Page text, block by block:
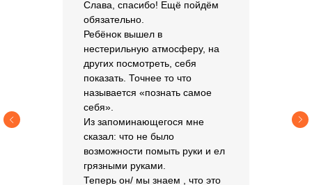
Слава, спасибо! Ещё пойдём
обязательно.
Ребёнок вышел в
нестерильную атмосферу, на
других посмотреть, себя
показать. Точнее то что
называется «познать самое
себя».
Из запоминающегося мне
сказал: что не было
возможности помыть руки и ел
грязными руками.
Теперь он/ мы знаем , что это